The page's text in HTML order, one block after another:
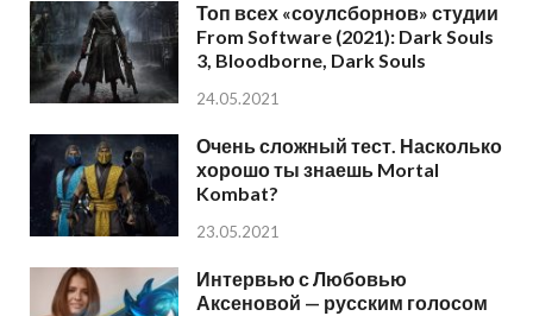
Топ всех «соулсборнов» студии
From Software (2021): Dark Souls
3, Bloodborne, Dark Souls
24.05.2021
Очень сложный тест. Насколько
хорошо ты знаешь Mortal
Kombat?
23.05.2021
Интервью с Любовью
Аксеновой — русским голосом